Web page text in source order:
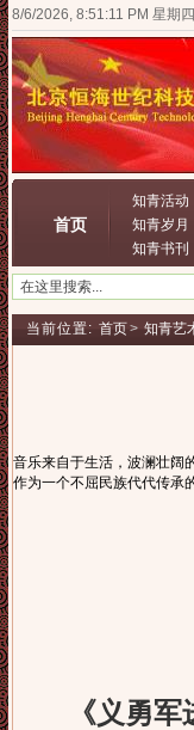
8/6/2026, 8:51:12 PM 星期四
首页
知青活动
知青岁月
知青书刊
当前位置: 首页> 知青艺
音乐来自于生活，波澜壮阔
作为一个不屈民族代代传承
《义勇军